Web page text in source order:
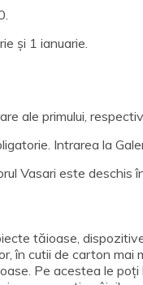
și 1 ianuarie.
ale primului,
Intrarea la
Vasari este
tăioase,
în cutii de carton
Pe acestea le